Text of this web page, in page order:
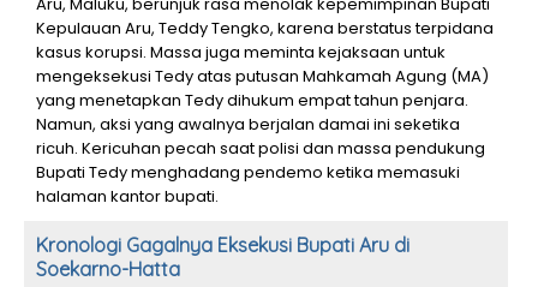
Kepulauan Aru, Teddy Tengko, karena berstatus terpidana
kasus korupsi. Massa juga meminta kejaksaan untuk
mengeksekusi Tedy atas putusan Mahkamah Agung (MA)
yang menetapkan Tedy dihukum empat tahun penjara.
Namun, aksi yang awalnya berjalan damai ini seketika
ricuh. Kericuhan pecah saat polisi dan massa pendukung
Bupati Tedy menghadang pendemo ketika memasuki
halaman kantor bupati.
Kronologi Gagalnya Eksekusi Bupati Aru di
Soekarno-Hatta